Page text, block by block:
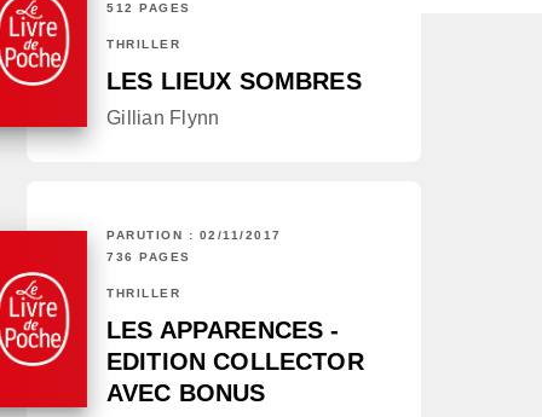
512 PAGES
THRILLER
LES LIEUX SOMBRES
Gillian Flynn
PARUTION : 02/11/2017
736 PAGES
THRILLER
LES APPARENCES -
EDITION COLLECTOR
AVEC BONUS